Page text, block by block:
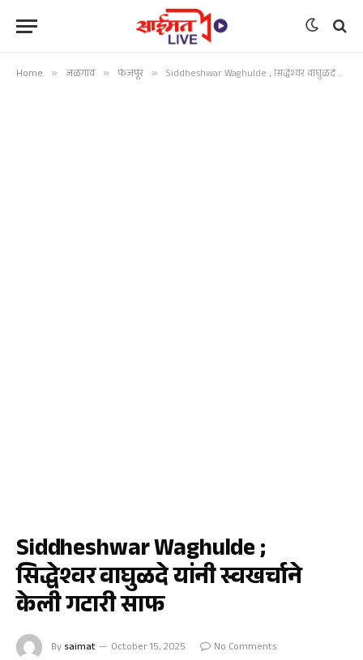
Home » जळगाव » फैजपूर » Siddheshwar Waghulde ; सिद्धेश्वर वाघुळदे यांनी स्वखर्चाने केली गटारी साफ
Siddheshwar Waghulde ;
सिद्धेश्वर वाघुळदे यांनी स्वखर्चाने
केली गटारी साफ
By saimat October 15, 2025
No Comments